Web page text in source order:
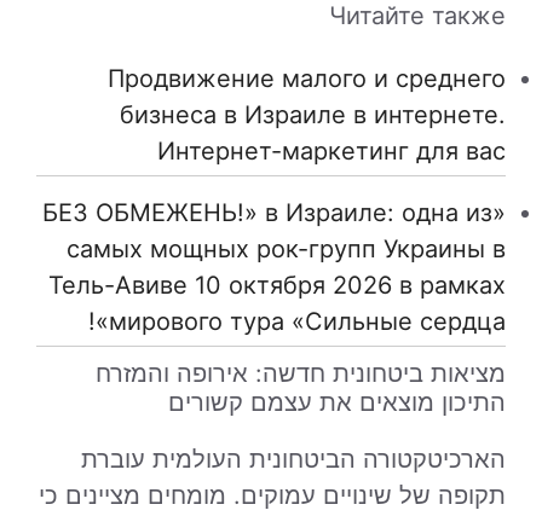
Читайте также
Продвижение малого и среднего
бизнеса в Израиле в интернете.
Интернет-маркетинг для вас
«БЕЗ ОБМЕЖЕНЬ!» в Израиле: одна из
самых мощных рок-групп Украины в
Тель-Авиве 10 октября 2026 в рамках
мирового тура «Сильные сердца»!
מציאות ביטחונית חדשה: אירופה והמזרח
התיכון מוצאים את עצמם קשורים
הארכיטקטורה הביטחונית העולמית עוברת
תקופה של שינויים עמוקים. מומחים מציינים כי